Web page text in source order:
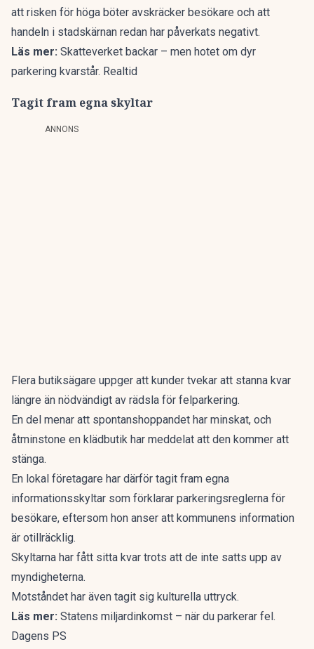
att risken för höga böter avskräcker besökare och att
handeln i stadskärnan redan har påverkats negativt.
Läs mer: Skatteverket backar – men hotet om dyr
parkering kvarstår. Realtid
Tagit fram egna skyltar
ANNONS
Flera butiksägare uppger att kunder tvekar att stanna kvar
längre än nödvändigt av rädsla för felparkering.
En del menar att spontanshoppandet har minskat, och
åtminstone en klädbutik har meddelat att den kommer att
stänga.
En lokal företagare har därför tagit fram egna
informationsskyltar som förklarar parkeringsreglerna för
besökare, eftersom hon anser att kommunens information
är otillräcklig.
Skyltarna har fått sitta kvar trots att de inte satts upp av
myndigheterna.
Motståndet har även tagit sig kulturella uttryck.
Läs mer: Statens miljardinkomst – när du parkerar fel.
Dagens PS